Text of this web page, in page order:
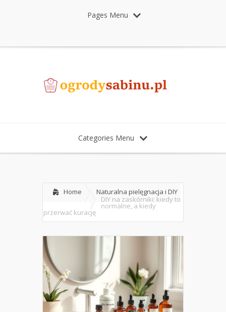
Pages Menu
Categories Menu
Home
Naturalna pielęgnacja i DIY
DIY na zaskórniki: kiedy to
normalne, a kiedy
przerwać kurację